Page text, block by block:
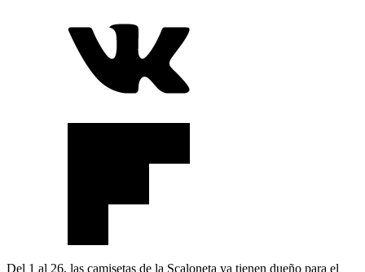
Del 1 al 26, las camisetas de la Scaloneta ya tienen dueño para el